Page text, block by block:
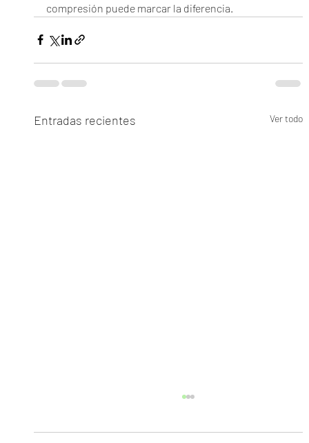
compresión puede marcar la diferencia.
Entradas recientes Ver todo